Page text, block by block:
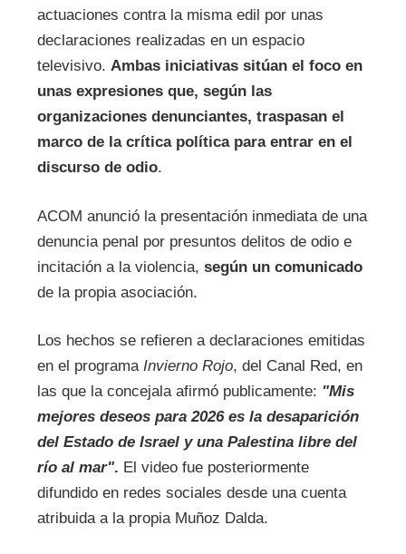
actuaciones contra la misma edil por unas
declaraciones realizadas en un espacio
televisivo. Ambas iniciativas sitúan el foco en
unas expresiones que, según las
organizaciones denunciantes, traspasan el
marco de la crítica política para entrar en el
discurso de odio.
ACOM anunció la presentación inmediata de una
denuncia penal por presuntos delitos de odio e
incitación a la violencia, según un comunicado
de la propia asociación.
Los hechos se refieren a declaraciones emitidas
en el programa Invierno Rojo, del Canal Red, en
las que la concejala afirmó publicamente: "Mis
mejores deseos para 2026 es la desaparición
del Estado de Israel y una Palestina libre del
río al mar". El video fue posteriormente
difundido en redes sociales desde una cuenta
atribuida a la propia Muñoz Dalda.